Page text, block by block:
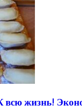
жизнь!